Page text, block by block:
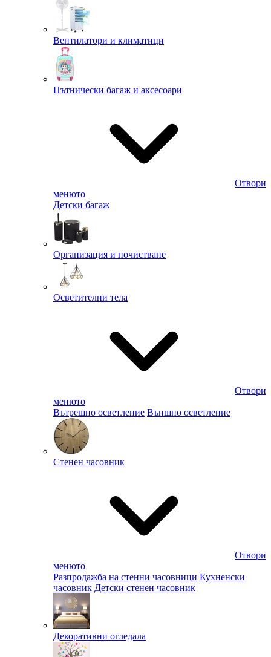
Вентилатори и климатици
Пътнически багаж и аксесоари
Отвори
менюто
Детски багаж
Организация и почистване
Осветителни тела
Отвори
менюто
Вътрешно осветление Външно осветление
Стенен часовник
Отвори
менюто
Разпродажба на стенни часовници Кухненски
часовник Детски стенен часовник
Декоративни огледала